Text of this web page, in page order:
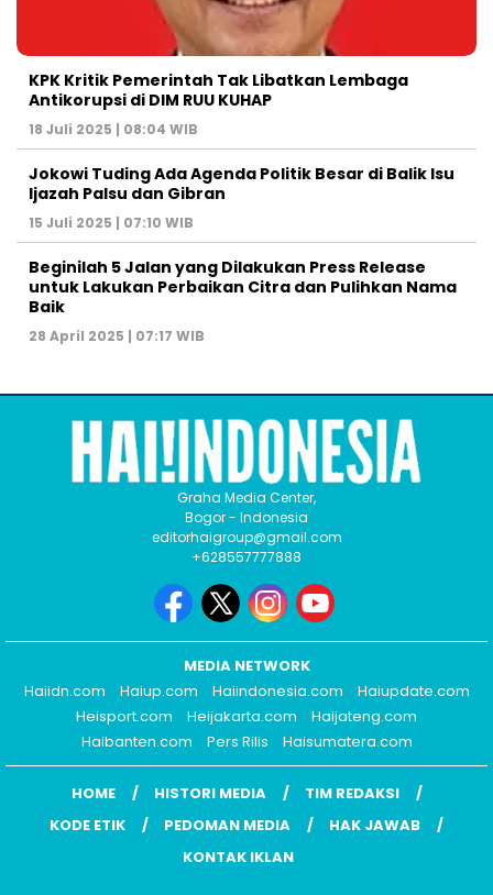
KPK Kritik Pemerintah Tak Libatkan Lembaga
Antikorupsi di DIM RUU KUHAP
18 Juli 2025 | 08:04 WIB
Jokowi Tuding Ada Agenda Politik Besar di Balik Isu
Ijazah Palsu dan Gibran
15 Juli 2025 | 07:10 WIB
Beginilah 5 Jalan yang Dilakukan Press Release
untuk Lakukan Perbaikan Citra dan Pulihkan Nama
Baik
28 April 2025 | 07:17 WIB
Graha Media Center,
Bogor - Indonesia
editorhaigroup@gmail.com
+628557777888
MEDIA NETWORK
Haiidn.com
Haiup.com Haiindonesia.com
Haiupdate.com
Heisport.com
Heijakarta.com
Haijateng.com
Haibanten.com
Pers Rilis Haisumatera.com
HOME HISTORI MEDIA
TIM REDAKSI
KODE ETIK
PEDOMAN MEDIA
HAK JAWAB
KONTAK IKLAN